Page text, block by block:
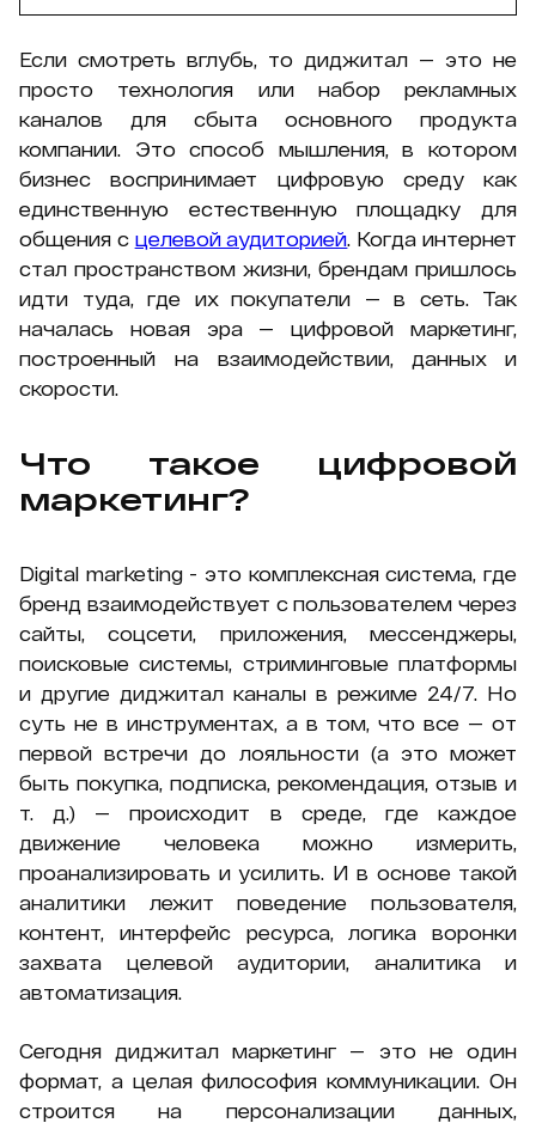
Если смотреть вглубь, то диджитал — это не
просто технология или набор рекламных
каналов для сбыта основного продукта
компании. Это способ мышления, в котором
бизнес воспринимает цифровую среду как
единственную естественную площадку для
общения с целевой аудиторией. Когда интернет
стал пространством жизни, брендам пришлось
идти туда, где их покупатели — в сеть. Так
началась новая эра — цифровой маркетинг,
построенный на взаимодействии, данных и
скорости.
Что такое цифровой
маркетинг?
Digital marketing - это комплексная система, где
бренд взаимодействует с пользователем через
сайты, соцсети, приложения, мессенджеры,
поисковые системы, стриминговые платформы
и другие диджитал каналы в режиме 24/7. Но
суть не в инструментах, а в том, что все — от
первой встречи до лояльности (а это может
быть покупка, подписка, рекомендация, отзыв и
т. д.) — происходит в среде, где каждое
движение человека можно измерить,
проанализировать и усилить. И в основе такой
аналитики лежит поведение пользователя,
контент, интерфейс ресурса, логика воронки
захвата целевой аудитории, аналитика и
автоматизация.
Сегодня диджитал маркетинг — это не один
формат, а целая философия коммуникации. Он
строится на персонализации данных,